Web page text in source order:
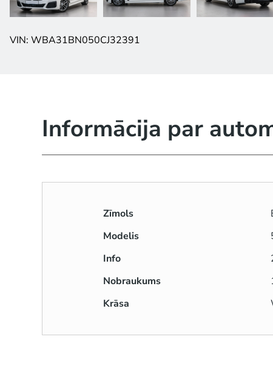
VIN: WBA31BN050CJ32391
Informācija par
Zīmols
Modelis
Info
Nobraukums
Krāsa